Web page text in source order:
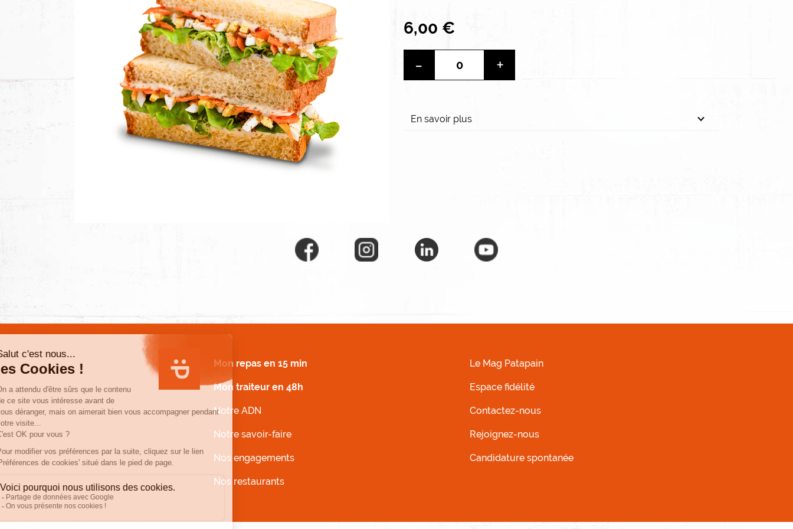
6,00 €
- +
En savoir plus
Mon repas en 15 min
Mon traiteur en 48h
Notre ADN
Notre savoir-faire
Nos engagements
Nos restaurants
Le Mag Patapain
Espace fidélité
Contactez-nous
Rejoignez-nous
Candidature spontanée